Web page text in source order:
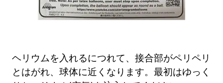
ヘリウムを入れるにつれて、接合部がペリペリ
とはがれ、球体に近くなります。最初はゆっく